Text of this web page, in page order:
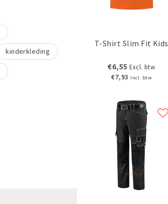
kinderkleding
T-Shirt Slim Fit Kids
€6,55 Excl. btw
€7,93 Incl. btw